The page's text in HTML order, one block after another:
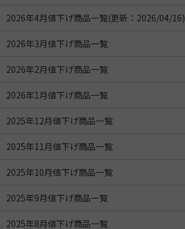
2026年4月値下げ商品一覧(更新：2026/04/16)
2026年3月値下げ商品一覧
2026年2月値下げ商品一覧
2026年1月値下げ商品一覧
2025年12月値下げ商品一覧
2025年11月値下げ商品一覧
2025年10月値下げ商品一覧
2025年9月値下げ商品一覧
2025年8月値下げ商品一覧